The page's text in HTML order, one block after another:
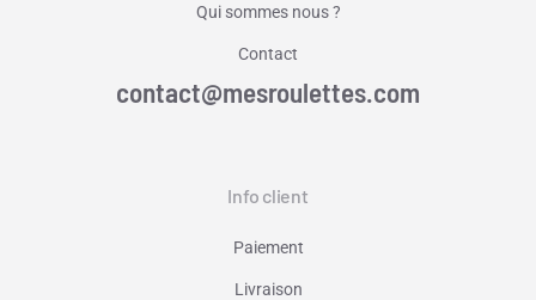
Qui sommes nous ?
Contact
contact@mesroulettes.com
Info client
Paiement
Livraison